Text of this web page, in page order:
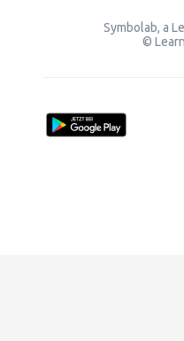
Symbolab, a
©